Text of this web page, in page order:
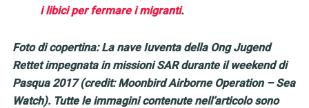
i libici per fermare i migranti.
Foto di copertina: La nave Iuventa della Ong Jugend
Rettet impegnata in missioni SAR durante il weekend di
Pasqua 2017 (credit: Moonbird Airborne Operation – Sea
Watch). Tutte le immagini contenute nell’articolo sono